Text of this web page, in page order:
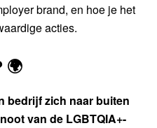
brand, en hoe je het
acties.
🌍
bedrijf zich naar buiten
van de LGBTQIA+-